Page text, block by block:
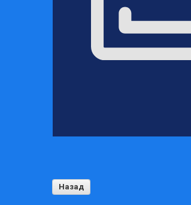
Назад